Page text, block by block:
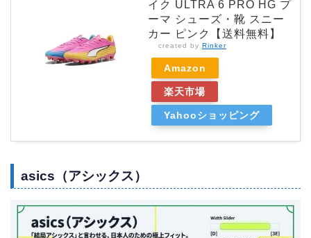
イク ULTRA 6 PRO HG プ
ーマ シューズ・靴 スニー
カー ピンク【送料無料】
created by Rinker
Amazon
楽天市場
Yahooショッピング
asics（アシックス）